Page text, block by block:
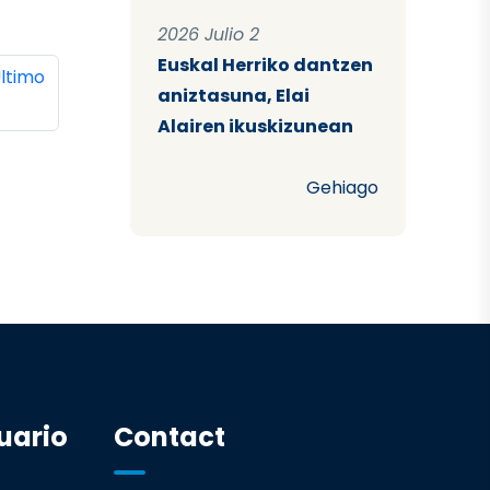
página
2026 Julio 2
Euskal Herriko dantzen
aniztasuna, Elai
Alairen ikuskizunean
Gehiago
Contact